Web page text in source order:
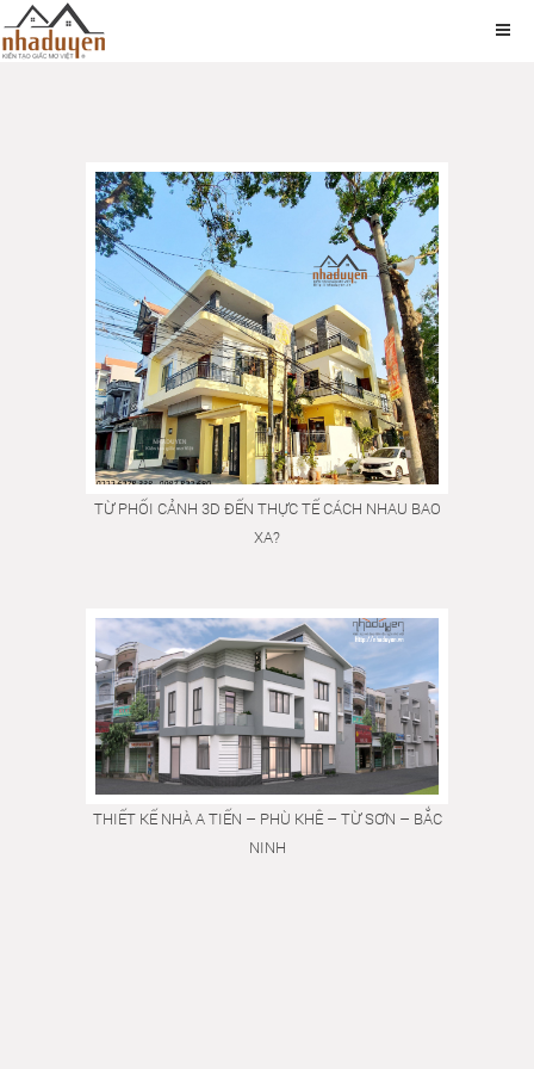
TỪ PHỐI CẢNH 3D ĐẾN THỰC TẾ CÁCH NHAU BAO
XA?
THIẾT KẾ NHÀ A TIẾN – PHÙ KHÊ – TỪ SƠN – BẮC
NINH